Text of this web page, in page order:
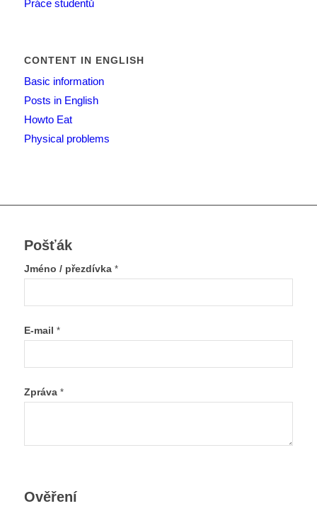
Práce studentů
CONTENT IN ENGLISH
Basic information
Posts in English
Howto Eat
Physical problems
Pošťák
Jméno / přezdívka *
E-mail *
Zpráva *
Ověření